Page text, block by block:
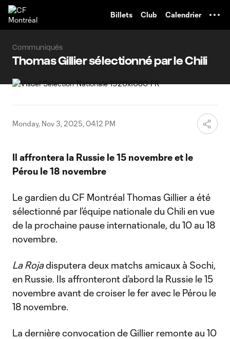
Billets Club Calendrier
Communiqués
Thomas Gillier sélectionné par le Chili
Monday, Nov 3, 2025, 04:12 PM
Il affrontera la Russie le 15 novembre et le
Pérou le 18 novembre
Le gardien du CF Montréal Thomas Gillier a été
sélectionné par l’équipe nationale du Chili en vue
de la prochaine pause internationale, du 10 au 18
novembre.
La Rojadisputera deux matchs amicaux à Sochi,
en Russie. Ils affronteront d’abord la Russie le 15
novembre avant de croiser le fer avec le Pérou le
18 novembre.
La dernière convocation de Gillier remonte au 10